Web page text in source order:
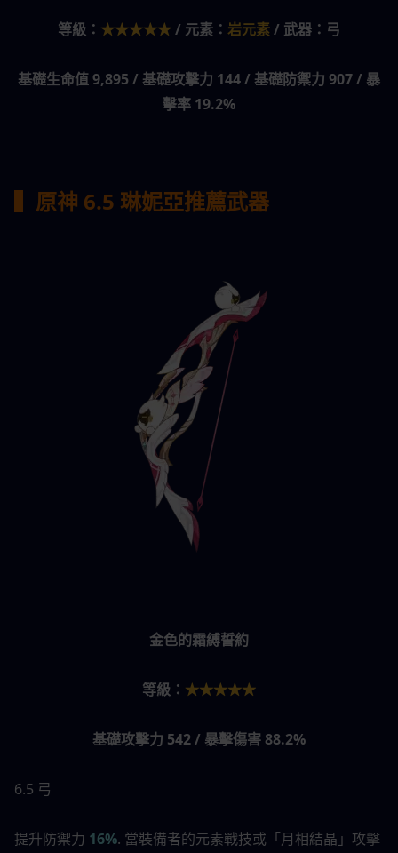
等級： ★★★★★ / 元素： 岩元素 / 武器：弓
基礎生命值 9,895 / 基礎攻擊力 144 / 基礎防禦力 907 / 暴
擊率 19.2%
▍原神 6.5 琳妮亞推薦武器
金色的霜縛誓約
等級： ★★★★★
基礎攻擊力 542 / 暴擊傷害 88.2%
6.5 弓
提升防禦力 16%. 當裝備者的元素戰技或「月相結晶」攻擊